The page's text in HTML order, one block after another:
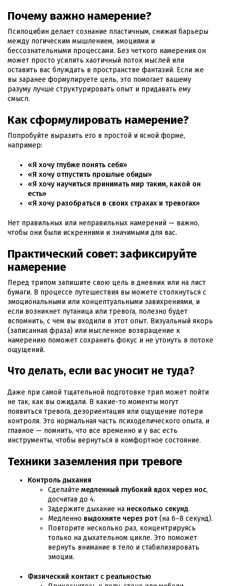
Почему важно намерение?
Псилоцибин делает сознание пластичным, снижая барьеры
между логическим мышлением, эмоциями и
бессознательными процессами. Без четкого намерения он
может просто усилить хаотичный поток мыслей или
оставить вас блуждать в пространстве фантазий. Если же
вы заранее формулируете цель, это помогает вашему
разуму лучше структурировать опыт и придавать ему
смысл.
Как сформулировать намерение?
Попробуйте выразить его в простой и ясной форме,
например:
«Я хочу глубже понять себя»
«Я хочу отпустить прошлые обиды»
«Я хочу научиться принимать мир таким, какой он
есть»
«Я хочу разобраться в своих страхах и тревогах»
Нет правильных или неправильных намерений — важно,
чтобы они были искренними и значимыми для вас.
Практический совет: зафиксируйте
намерение
Перед трипом запишите свою цель в дневник или на лист
бумаги. В процессе путешествия вы можете столкнуться с
эмоциональными или концептуальными завихрениями, и
если возникнет путаница или тревога, полезно будет
вспомнить, с чем вы входили в этот опыт. Визуальный якорь
(записанная фраза) или мысленное возвращение к
намерению поможет сохранить фокус и не утонуть в потоке
ощущений.
Что делать, если вас уносит не туда?
Даже при самой тщательной подготовке трип может пойти
не так, как вы ожидали. В какие-то моменты могут
появиться тревога, дезориентация или ощущение потери
контроля. Это нормальная часть психоделического опыта, и
главное — помнить, что все временно и у вас есть
инструменты, чтобы вернуться в комфортное состояние.
Техники заземления при тревоге
Контроль дыхания
Сделайте медленный глубокий вдох через нос,
досчитав до 4.
Задержите дыхание на несколько секунд.
Медленно выдохните через рот(на 6–8 секунд).
Повторите несколько раз, концентрируясь
только на дыхательном цикле. Это поможет
вернуть внимание в тело и стабилизировать
эмоции.
Физический контакт с реальностью